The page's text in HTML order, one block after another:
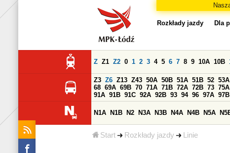
Start Rozkłady jazdy Linie
Rozkłady jazdy Dla
Z Z1 Z2 0 1 2 3 4 5 6 7 8 9 10A 10B
Z3 Z6 Z13 Z43 50A 50B 51A 51B 52 53A
68 69A 69B 70 71A 71B 72A 72B 73 75A
91A 91B 91C 92A 92B 93 94 96 97A 97B
N1A N1B N2 N3A N3B N4A N4B N5A